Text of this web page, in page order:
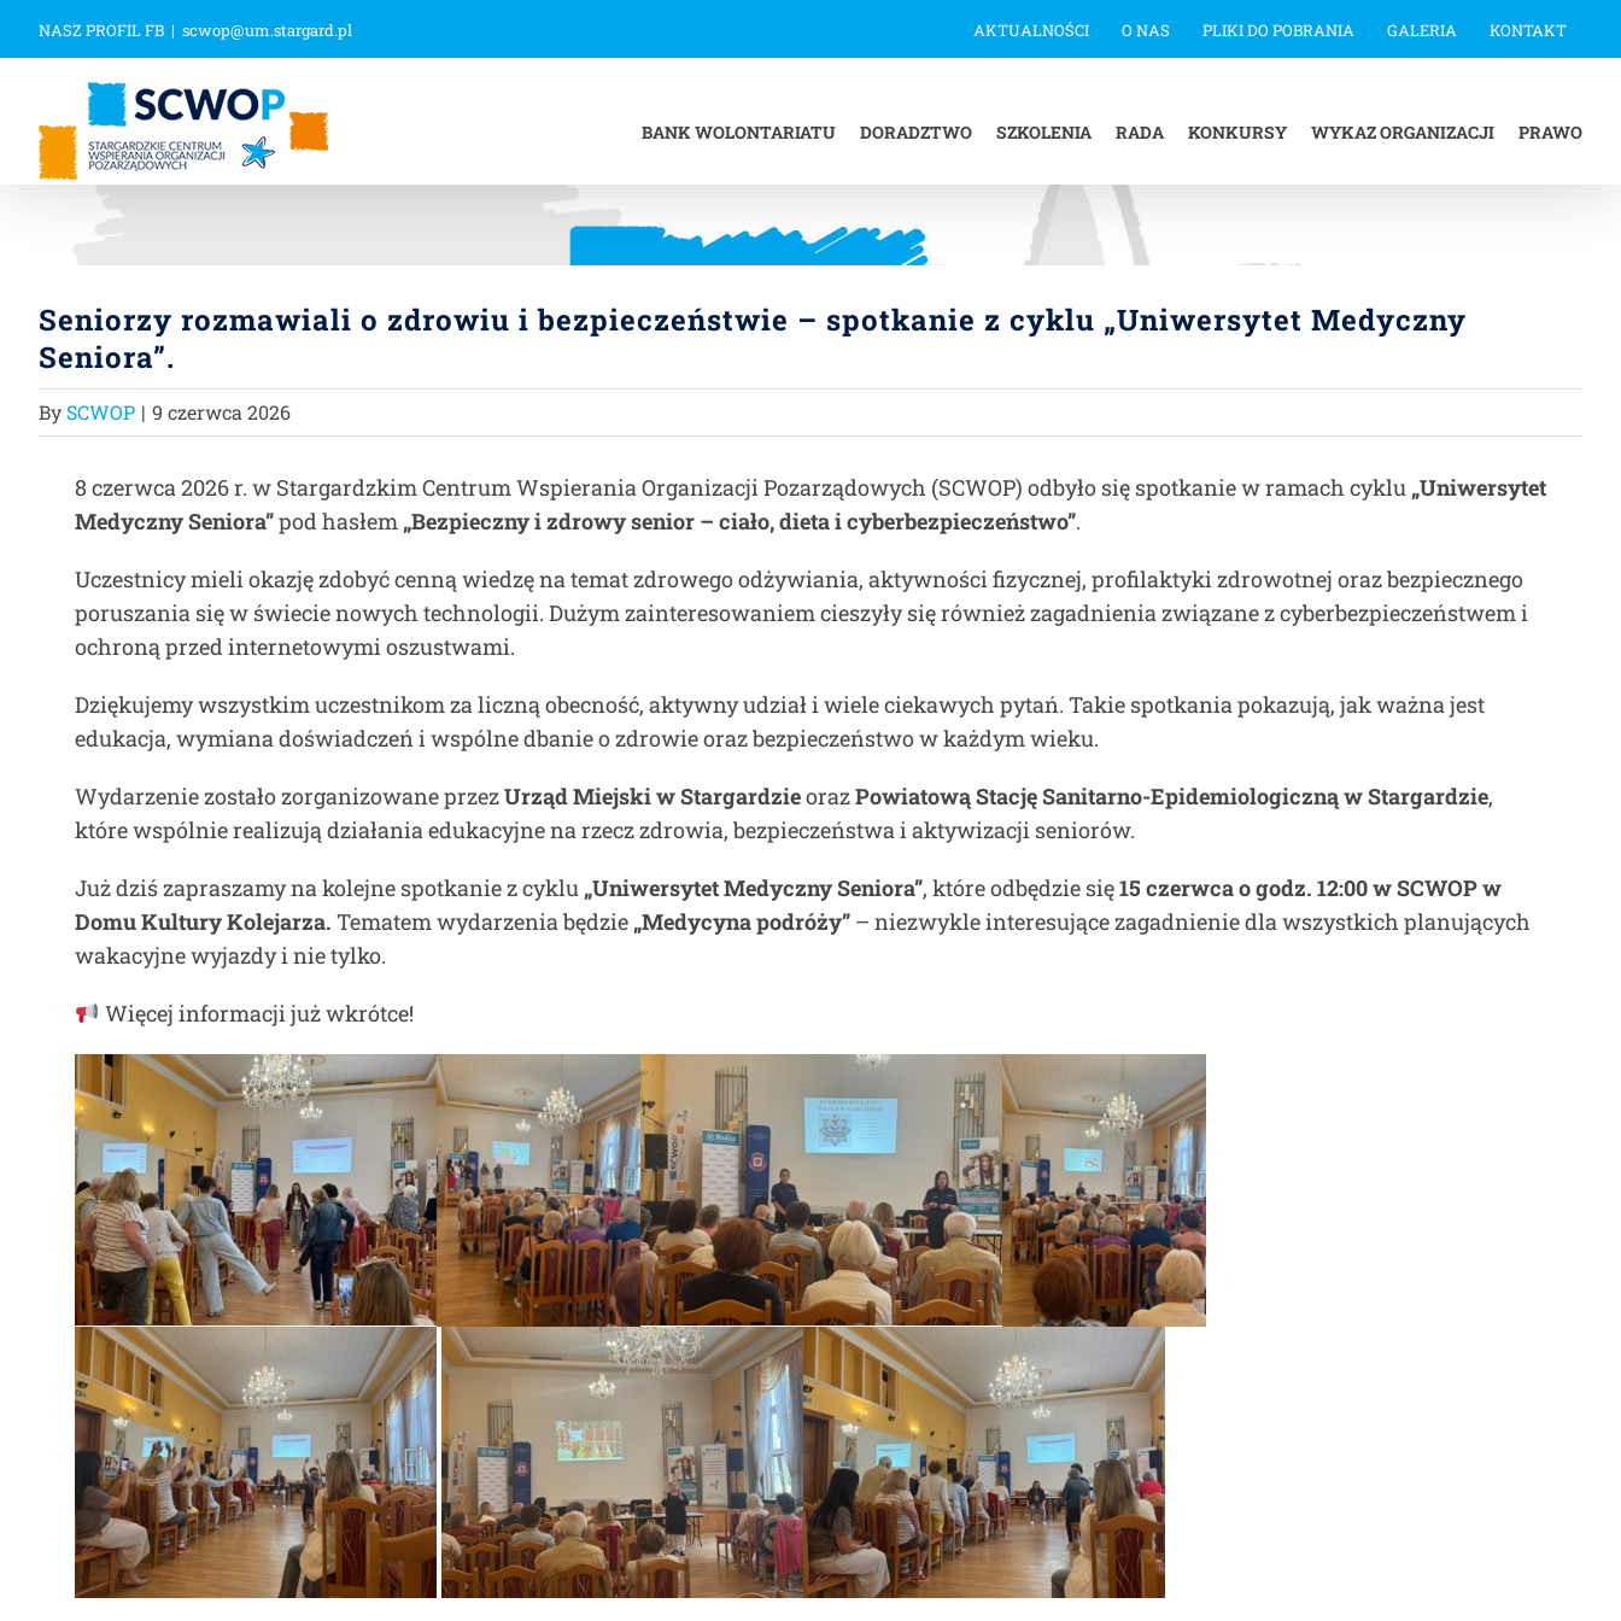
zawartości
NASZ PROFIL FB | scwop@um.stargard.pl AKTUALNOŚCI O NAS PLIKI DO POBRANIA GALERIA KONTAKT
BANK WOLONTARIATU DORADZTWO SZKOLENIA RADA KONKURSY WYKAZ ORGANIZACJI PRAWO
Seniorzy rozmawiali o zdrowiu i bezpieczeństwie – spotkanie z cyklu „Uniwersytet Medyczny
Seniora”.
BySCWOP | 9 czerwca 2026
8 czerwca 2026 r. w Stargardzkim Centrum Wspierania Organizacji Pozarządowych (SCWOP) odbyło się spotkanie w ramach cyklu „Uniwersytet
Medyczny Seniora”pod hasłem „Bezpieczny i zdrowy senior – ciało, dieta i cyberbezpieczeństwo”.
Uczestnicy mieli okazję zdobyć cenną wiedzę na temat zdrowego odżywiania, aktywności fizycznej, profilaktyki zdrowotnej oraz bezpiecznego
poruszania się w świecie nowych technologii. Dużym zainteresowaniem cieszyły się również zagadnienia związane z cyberbezpieczeństwem i
ochroną przed internetowymi oszustwami.
Dziękujemy wszystkim uczestnikom za liczną obecność, aktywny udział i wiele ciekawych pytań. Takie spotkania pokazują, jak ważna jest
edukacja, wymiana doświadczeń i wspólne dbanie o zdrowie oraz bezpieczeństwo w każdym wieku.
Wydarzenie zostało zorganizowane przezUrząd Miejski w StargardzieorazPowiatową Stację Sanitarno-Epidemiologiczną w Stargardzie,
które wspólnie realizują działania edukacyjne na rzecz zdrowia, bezpieczeństwa i aktywizacji seniorów.
Już dziś zapraszamy na kolejne spotkanie z cyklu „Uniwersytet Medyczny Seniora”, które odbędzie się15 czerwca o godz. 12:00 w SCWOP w
Domu Kultury Kolejarza. Tematem wydarzenia będzie „Medycyna podróży” – niezwykle interesujące zagadnienie dla wszystkich planujących
wakacyjne wyjazdy i nie tylko.
Więcej informacji już wkrótce!